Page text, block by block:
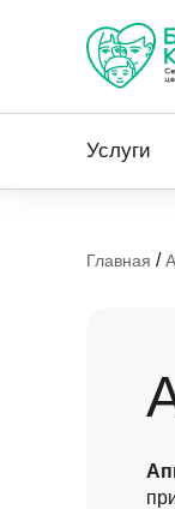
Услуги
Главная /